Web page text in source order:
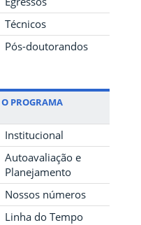
Técnicos
Pós-doutorandos
O PROGRAMA
Institucional
Autoavaliação e
Planejamento
Nossos números
Linha do Tempo